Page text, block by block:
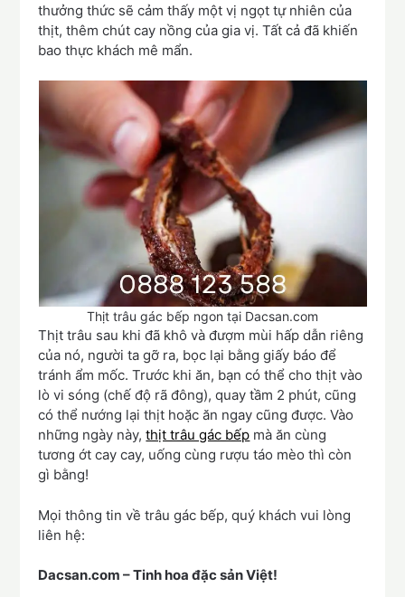
thưởng thức sẽ cảm thấy một vị ngọt tự nhiên của
thịt, thêm chút cay nồng của gia vị. Tất cả đã khiến
bao thực khách mê mẩn.
Thịt trâu gác bếp ngon tại Dacsan.com
Thịt trâu sau khi đã khô và đượm mùi hấp dẫn riêng
của nó, người ta gỡ ra, bọc lại bằng giấy báo để
tránh ẩm mốc. Trước khi ăn, bạn có thể cho thịt vào
lò vi sóng (chế độ rã đông), quay tầm 2 phút, cũng
có thể nướng lại thịt hoặc ăn ngay cũng được. Vào
những ngày này,thịt trâu gác bếp mà ăn cùng
tương ớt cay cay, uống cùng rượu táo mèo thì còn
gì bằng!
Mọi thông tin về trâu gác bếp, quý khách vui lòng
liên hệ:
Dacsan.com – Tinh hoa đặc sản Việt!